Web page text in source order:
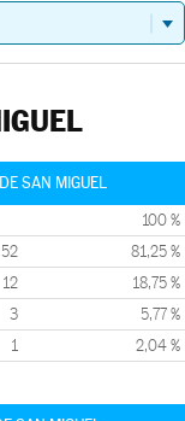
SAN MIGUEL
100 %
52 81,25 %
12 18,75 %
3 5,77 %
1 2,04 %